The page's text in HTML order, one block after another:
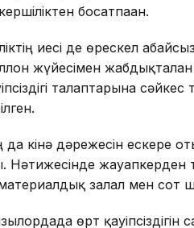
босатпаған.
иесі де өрескел
жүйесімен
талаптарына
да кінә дәрежесін ескере
Нәтижесінде
залал мен сот
өрт қауіпсіздігін